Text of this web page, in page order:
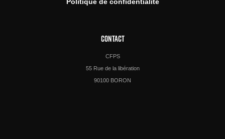
CONTACT
CFPS
55 Rue de la libération
90100 BORON